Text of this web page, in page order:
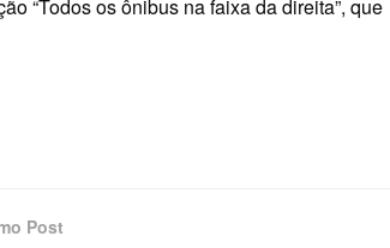
“Todos os ônibus na faixa da direita”, que
Post